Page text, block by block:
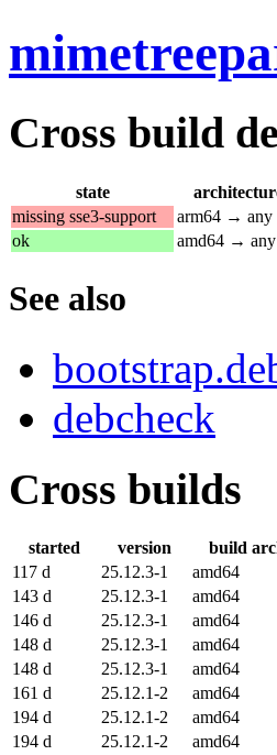
Cross build
state
missing sse3-support
arm64 → any
ok
amd64 → any
See also
debcheck
Cross builds
started version build
117 d
25.12.3-1 amd64
143 d
25.12.3-1 amd64
146 d
25.12.3-1 amd64
148 d
25.12.3-1 amd64
148 d
25.12.3-1 amd64
161 d
25.12.1-2 amd64
194 d
25.12.1-2 amd64
194 d
25.12.1-2 amd64